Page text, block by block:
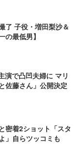
了 子役・増田梨沙＆
の最低男】
演で凸凹夫婦に マリ
佐藤さん」公開決定
密着2ショット「スタ
」自らツッコミも